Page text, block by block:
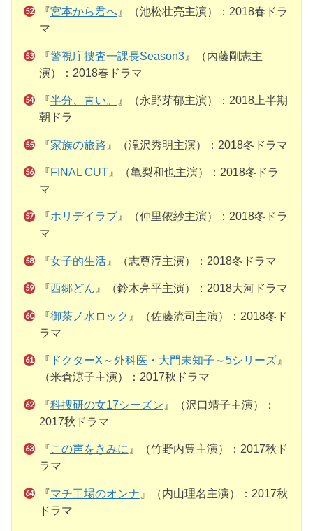
『宮本から君へ』（池松壮亮主演）：2018春ドラ
マ
『警視庁捜査一課長Season3』（内藤剛志主
演）：2018春ドラマ
『半分、青い。
』（永野芽郁主演）：2018上半期
朝ドラ
『家族の旅路 』（滝沢秀明主演）：2018冬ドラマ
『FINAL CUT』（亀梨和也主演）：2018冬ドラ
マ
『 ホリデイラブ』（仲里依紗主演）：2018冬ドラ
マ
『女子的生活』（志尊淳主演）：2018冬ドラマ
『 西郷どん』（鈴木亮平主演）：2018大河ドラマ
『御茶ノ水ロック 』（佐藤流司主演）：2018冬ド
ラマ
『 ドクターX～外科医・大門未知子～5シリーズ』
（米倉涼子主演）：2017秋ドラマ
『科捜研の女17シーズン 』（沢口靖子主演）：
2017秋ドラマ
『この声をきみに 』（竹野内豊主演）：2017秋ド
ラマ
『マチ工場のオンナ 』（内山理名主演）：2017秋
ドラマ